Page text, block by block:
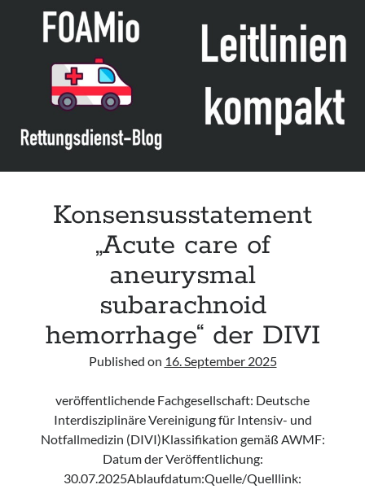
Stroke“
der
KNS
Konsensusstatement
„Acute care of
aneurysmal
subarachnoid
hemorrhage“ der DIVI
Published on 16. September 2025
veröffentlichende Fachgesellschaft: Deutsche
Interdisziplinäre Vereinigung für Intensiv- und
Notfallmedizin (DIVI)Klassifikation gemäß AWMF:
Datum der Veröffentlichung:
30.07.2025Ablaufdatum:Quelle/Quelllink: